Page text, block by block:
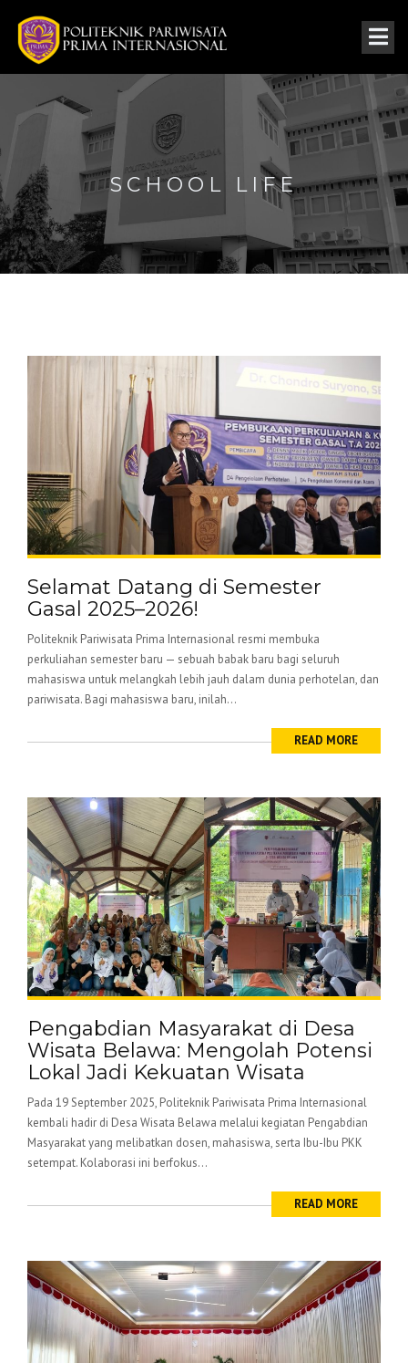
SCHOOL LIFE
Selamat Datang di Semester
Gasal 2025–2026!
Politeknik Pariwisata Prima Internasional resmi membuka
perkuliahan semester baru — sebuah babak baru bagi seluruh
mahasiswa untuk melangkah lebih jauh dalam dunia perhotelan, dan
pariwisata. Bagi mahasiswa baru, inilah...
READ MORE
Pengabdian Masyarakat di Desa
Wisata Belawa: Mengolah Potensi
Lokal Jadi Kekuatan Wisata
Pada 19 September 2025, Politeknik Pariwisata Prima Internasional
kembali hadir di Desa Wisata Belawa melalui kegiatan Pengabdian
Masyarakat yang melibatkan dosen, mahasiswa, serta Ibu-Ibu PKK
setempat. Kolaborasi ini berfokus...
READ MORE